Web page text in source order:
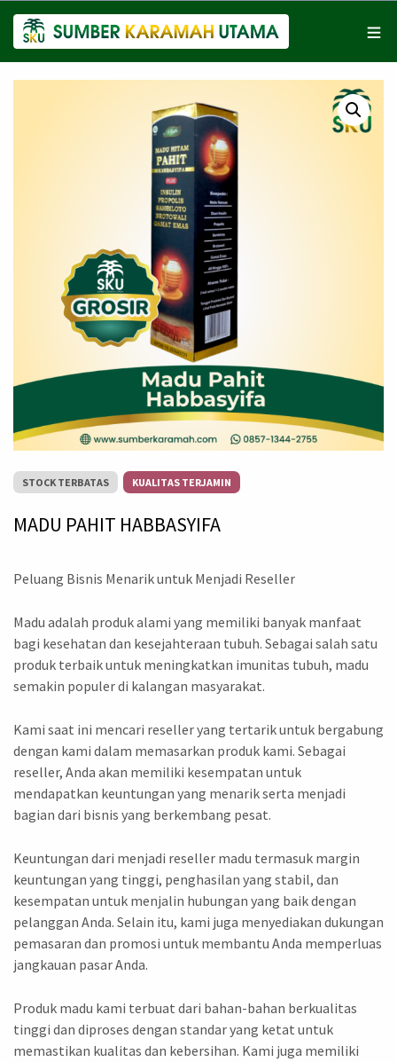
STOCK TERBATAS KUALITAS TERJAMIN
MADU PAHIT HABBASYIFA
Peluang Bisnis Menarik untuk Menjadi Reseller
Madu adalah produk alami yang memiliki banyak manfaat
bagi kesehatan dan kesejahteraan tubuh. Sebagai salah satu
produk terbaik untuk meningkatkan imunitas tubuh, madu
semakin populer di kalangan masyarakat.
Kami saat ini mencari reseller yang tertarik untuk bergabung
dengan kami dalam memasarkan produk kami. Sebagai
reseller, Anda akan memiliki kesempatan untuk
mendapatkan keuntungan yang menarik serta menjadi
bagian dari bisnis yang berkembang pesat.
Keuntungan dari menjadi reseller madu termasuk margin
keuntungan yang tinggi, penghasilan yang stabil, dan
kesempatan untuk menjalin hubungan yang baik dengan
pelanggan Anda. Selain itu, kami juga menyediakan dukungan
pemasaran dan promosi untuk membantu Anda memperluas
jangkauan pasar Anda.
Produk madu kami terbuat dari bahan-bahan berkualitas
tinggi dan diproses dengan standar yang ketat untuk
memastikan kualitas dan kebersihan. Kami juga memiliki